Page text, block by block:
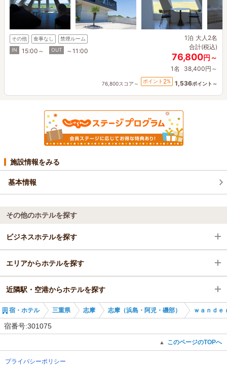
その他 食事なし
禁煙ルーム
IN
15:00～ OUT ～11:00
1泊 大人2名
合計(税込)
76,800円～
1名 38,400円～
76,800スコア～ ポイント 2% 1,536ポイント～
施設情報をみる
基本情報
その他のホテルを探す
ビジネスホテルを探す
三重県
志摩
志摩（浜島・阿児・磯部）
エリアからホテルを探す
三重県
志摩
近隣駅・空港からホテルを探す
鵜方駅
宿・ホテル 三重県 志摩 志摩（浜島・阿児・磯部） ｗａｎｄ
宿番号:301075
▲ このページのTOPへ
プライバシーポリシー